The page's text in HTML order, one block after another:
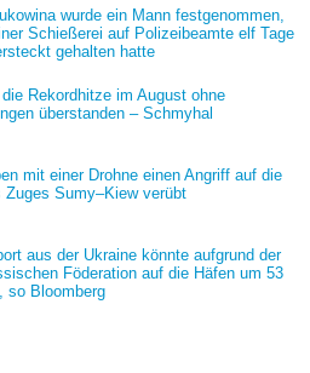
wurde ein Mann festgenommen,
Schießerei auf Polizeibeamte elf Tage
gehalten hatte
Rekordhitze im August ohne
überstanden – Schmyhal
mit einer Drohne einen Angriff auf die
Zuges Sumy–Kiew verübt
aus der Ukraine könnte aufgrund der
Föderation auf die Häfen um 53
so Bloomberg